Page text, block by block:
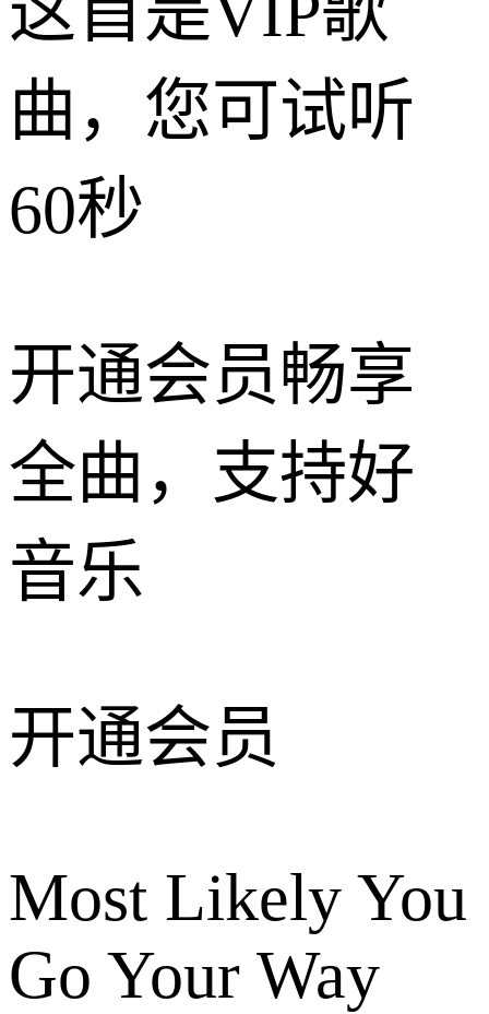
曲，您可试听
60秒
开通会员畅享
全曲，支持好
音乐
开通会员
Most Likely You
Go Your Way